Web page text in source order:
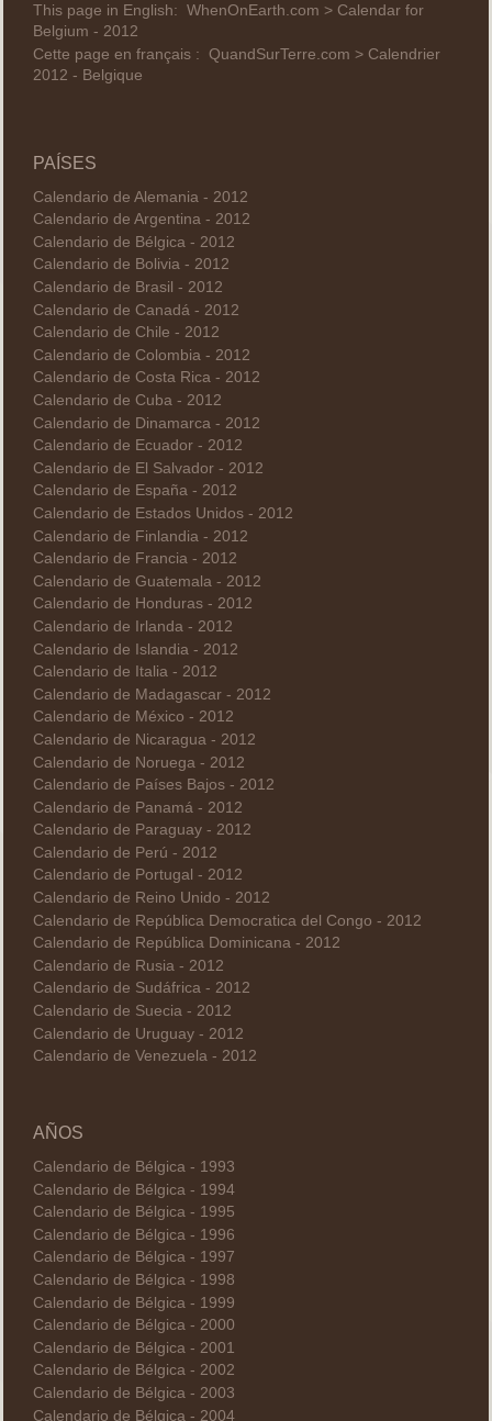
This page in English: WhenOnEarth.com > Calendar for
Belgium - 2012
Cette page en français : QuandSurTerre.com > Calendrier
2012 - Belgique
PAÍSES
Calendario de Alemania - 2012
Calendario de Argentina - 2012
Calendario de Bélgica - 2012
Calendario de Bolivia - 2012
Calendario de Brasil - 2012
Calendario de Canadá - 2012
Calendario de Chile - 2012
Calendario de Colombia - 2012
Calendario de Costa Rica - 2012
Calendario de Cuba - 2012
Calendario de Dinamarca - 2012
Calendario de Ecuador - 2012
Calendario de El Salvador - 2012
Calendario de España - 2012
Calendario de Estados Unidos - 2012
Calendario de Finlandia - 2012
Calendario de Francia - 2012
Calendario de Guatemala - 2012
Calendario de Honduras - 2012
Calendario de Irlanda - 2012
Calendario de Islandia - 2012
Calendario de Italia - 2012
Calendario de Madagascar - 2012
Calendario de México - 2012
Calendario de Nicaragua - 2012
Calendario de Noruega - 2012
Calendario de Países Bajos - 2012
Calendario de Panamá - 2012
Calendario de Paraguay - 2012
Calendario de Perú - 2012
Calendario de Portugal - 2012
Calendario de Reino Unido - 2012
Calendario de República Democratica del Congo - 2012
Calendario de República Dominicana - 2012
Calendario de Rusia - 2012
Calendario de Sudáfrica - 2012
Calendario de Suecia - 2012
Calendario de Uruguay - 2012
Calendario de Venezuela - 2012
AÑOS
Calendario de Bélgica - 1993
Calendario de Bélgica - 1994
Calendario de Bélgica - 1995
Calendario de Bélgica - 1996
Calendario de Bélgica - 1997
Calendario de Bélgica - 1998
Calendario de Bélgica - 1999
Calendario de Bélgica - 2000
Calendario de Bélgica - 2001
Calendario de Bélgica - 2002
Calendario de Bélgica - 2003
Calendario de Bélgica - 2004